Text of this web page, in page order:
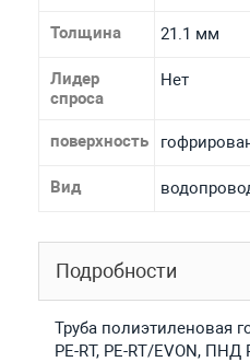
Толщина 21.1 мм
Лидер
спроса
Нет
поверхность
Вид
Подробности
Труба полиэтиленовая
PE-RT, PE-RT/EVON, ПНД